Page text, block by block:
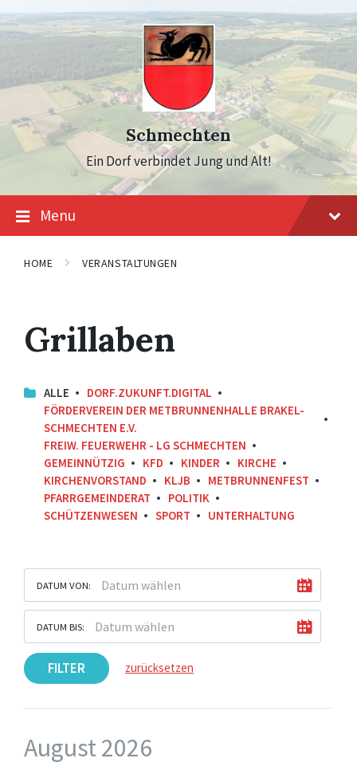
to
content
to
main
to
footer
Schmechten
Ein Dorf verbindet Jung und Alt!
Menu
HOME VERANSTALTUNGEN
Grillaben
ALLE
DORF.ZUKUNFT.DIGITAL
FÖRDERVEREIN DER METBRUNNENHALLE BRAKEL-
SCHMECHTEN E.V.
FREIW. FEUERWEHR - LG SCHMECHTEN
GEMEINNÜTZIG
KFD KINDER
KIRCHE
KIRCHENVORSTAND
KLJB
METBRUNNENFEST
PFARRGEMEINDERAT
POLITIK
SCHÜTZENWESEN
SPORT UNTERHALTUNG
DATUM VON:
DATUM BIS:
FILTER zurücksetzen
August 2026